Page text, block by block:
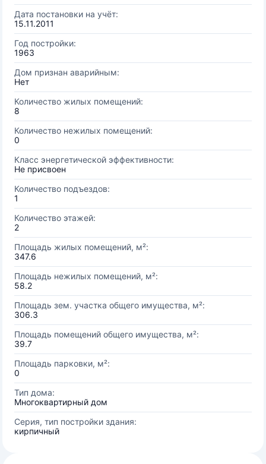
Дата постановки на учёт:
15.11.2011
Год постройки:
1963
Дом признан аварийным:
Нет
Количество жилых помещений:
8
Количество нежилых помещений:
0
Класс энергетической эффективности:
Не присвоен
Количество подъездов:
1
Количество этажей:
2
Площадь жилых помещений, м²:
347.6
Площадь нежилых помещений, м²:
58.2
Площадь зем. участка общего имущества, м²:
306.3
Площадь помещений общего имущества, м²:
39.7
Площадь парковки, м²:
0
Тип дома:
Многоквартирный дом
Серия, тип постройки здания:
кирпичный